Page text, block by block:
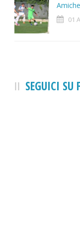
01
SEGUICI SU